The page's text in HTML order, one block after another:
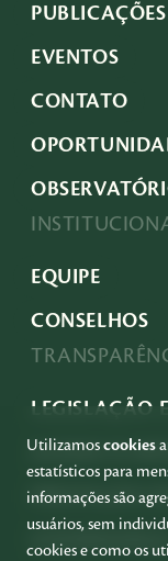
PUBLICAÇÕES
EVENTOS
CONTATO
EQUIPE
CONSELHOS
LEGISLAÇÃO
ACESSO À
PRESTAÇÃO
Utilizamoscookies
estatísticos para
informações são
usuários, sem
cookies e como os